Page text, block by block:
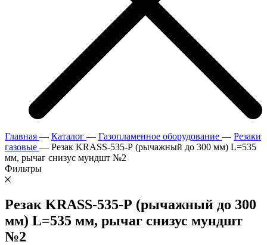
Главная — Каталог — Газопламенное оборудование — Резаки
газовые — Резак KRASS-535-Р (рычажный до 300 мм) L=535
мм, рычаг снизус мундшт №2
Фильтры
Резак KRASS-535-Р (рычажный до 300
мм) L=535 мм, рычаг снизус мундшт
№2